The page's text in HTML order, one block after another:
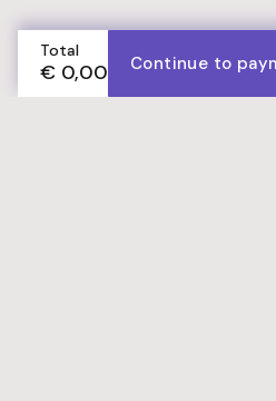
Introduction by
Total
€ 0,00 Continue to